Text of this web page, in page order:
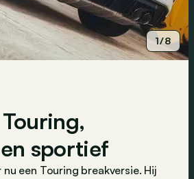
1/8
sportief
nu een Touring breakversie. Hij